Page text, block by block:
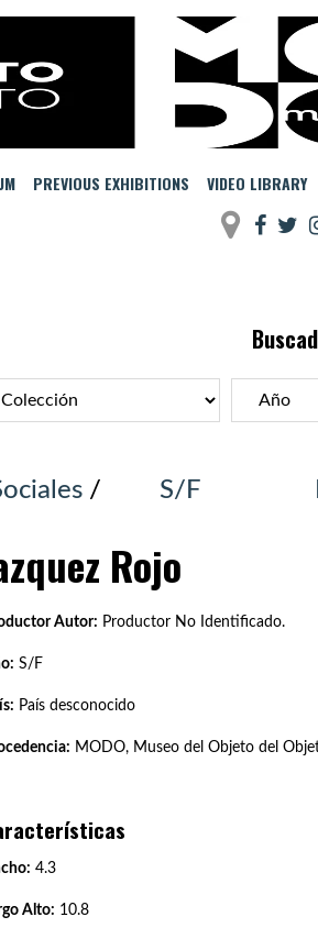
PREVIOUS EXHIBITIONS VIDEO LIBRARY
/ S/F
Rojo
Autor: Productor No Identificado.
S/F
País desconocido
MODO, Museo del Objeto del
4.3
Alto: 10.8